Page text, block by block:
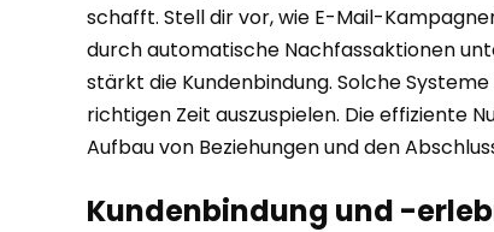
schafft. Stell dir vor, wie E-Mail-
durch automatische Nachfassaktionen
stärkt die Kundenbindung. Solche
richtigen Zeit auszuspielen. Die effiziente
Aufbau von Beziehungen und den
Kundenbindung und -